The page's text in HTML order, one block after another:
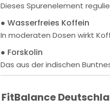
Dieses Spurenelement
● Wasserfreies Koffein
In moderaten Dosen wirkt
● Forskolin
Das aus der indischen
FitBalance